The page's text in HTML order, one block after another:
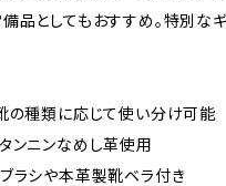
品としてもおすすめ。特別な
の種類に応じて使い分け可能
ンニンなめし革使用
ラシや本革製靴ベラ付き